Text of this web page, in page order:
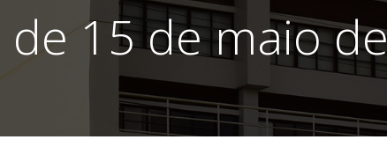
de 15 de maio